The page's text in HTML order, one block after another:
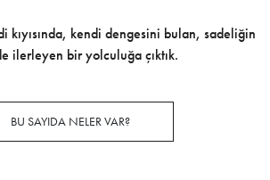
kıyısında, kendi dengesini bulan, sadeliğin
ilerleyen bir yolculuğa çıktık.
BU SAYIDA NELER VAR?